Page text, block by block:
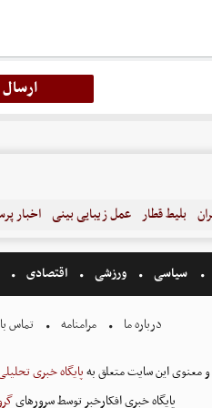
بلیط قطار عمل زیبایی بینی اخبار
سیاسی ورزشی اقتصادی
درباره ما مرامنامه تماس
معنوی این سایت متعلق بهپایگاه خبری
پایگاه خبری افکارخبر توسط سرورهای